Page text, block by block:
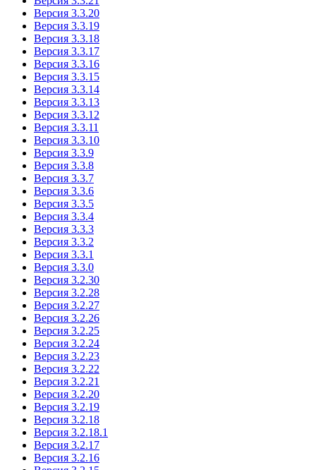
Версия 3.3.20
Версия 3.3.19
Версия 3.3.18
Версия 3.3.17
Версия 3.3.16
Версия 3.3.15
Версия 3.3.14
Версия 3.3.13
Версия 3.3.12
Версия 3.3.11
Версия 3.3.10
Версия 3.3.9
Версия 3.3.8
Версия 3.3.7
Версия 3.3.6
Версия 3.3.5
Версия 3.3.4
Версия 3.3.3
Версия 3.3.2
Версия 3.3.1
Версия 3.3.0
Версия 3.2.30
Версия 3.2.28
Версия 3.2.27
Версия 3.2.26
Версия 3.2.25
Версия 3.2.24
Версия 3.2.23
Версия 3.2.22
Версия 3.2.21
Версия 3.2.20
Версия 3.2.19
Версия 3.2.18
Версия 3.2.18.1
Версия 3.2.17
Версия 3.2.16